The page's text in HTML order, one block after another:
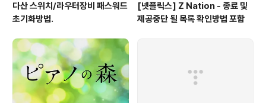
다산 스위치/라우터장비 패스워드
초기화방법.
[넷플릭스] Z Nation - 종료 및
제공중단 될 목록 확인방법 포함